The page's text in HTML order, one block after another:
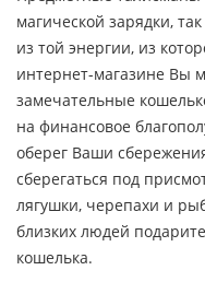
магической зарядки,
из той энергии, из
интернет-магазине Вы
замечательные
на финансовое
оберег Ваши
сберегаться под
лягушки, черепахи и
близких людей
кошелька.